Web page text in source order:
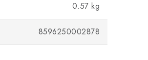
0.57 kg
8596250002878